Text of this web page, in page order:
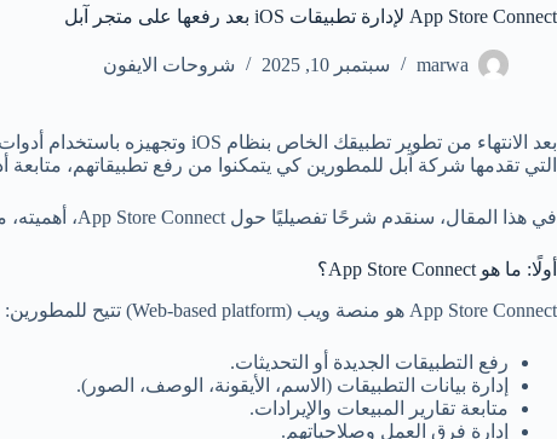
App Store Connect لإدارة تطبيقات iOS بعد رفعها على متجر آبل
marwa سبتمبر 10, 2025 شروحات الايفون
التي تقدمها شركة آبل للمطورين كي يتمكنوا من رفع تطبيقاتهم، متابعة
في هذا المقال، سنقدم شرحًا تفصيليًا حول App Store Connect، أهميته، مميزاته، خطوات استخدامه، بالإضافة إلى نصائح عملية تساعدك على الاستفادة القصوى منه.
أولًا: ما هو App Store Connect؟
App Store Connect هو منصة ويب (Web-based platform) تتيح للمطورين:
رفع التطبيقات الجديدة أو التحديثات.
إدارة بيانات التطبيقات (الاسم، الأيقونة، الوصف، الصور).
متابعة تقارير المبيعات والإيرادات.
إدارة فرق العمل وصلاحياتهم.